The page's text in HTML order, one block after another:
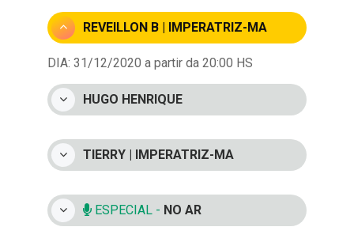
REVEILLON B | IMPERATRIZ-MA
DIA: 31/12/2020 a partir da 20:00 HS
HUGO HENRIQUE
TIERRY | IMPERATRIZ-MA
ESPECIAL - NO AR